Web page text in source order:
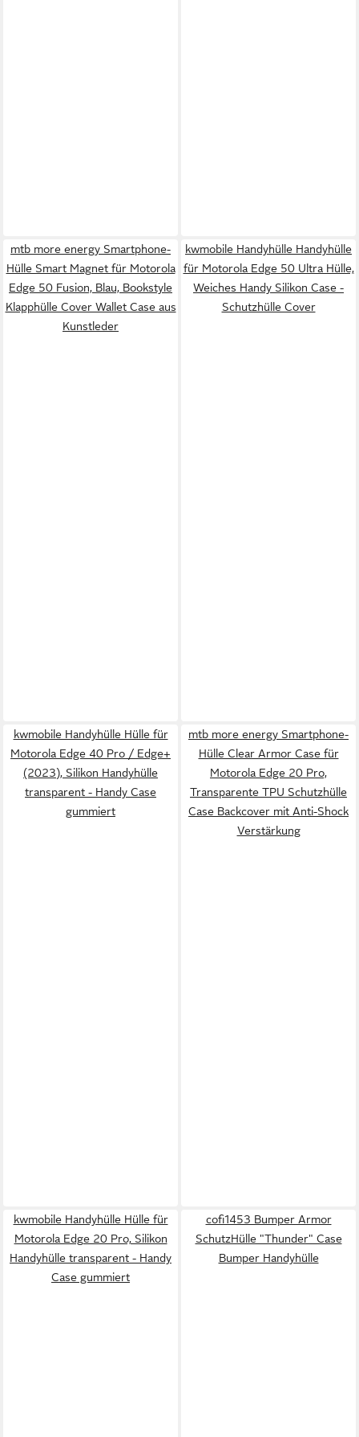
mtb more energy Smartphone-
Hülle Smart Magnet für Motorola
Edge 50 Fusion, Blau, Bookstyle
Klapphülle Cover Wallet Case aus
Kunstleder
kwmobile Handyhülle Handyhülle
für Motorola Edge 50 Ultra Hülle,
Weiches Handy Silikon Case -
Schutzhülle Cover
kwmobile Handyhülle Hülle für
Motorola Edge 40 Pro / Edge+
(2023), Silikon Handyhülle
transparent - Handy Case
gummiert
mtb more energy Smartphone-
Hülle Clear Armor Case für
Motorola Edge 20 Pro,
Transparente TPU Schutzhülle
Case Backcover mit Anti-Shock
Verstärkung
kwmobile Handyhülle Hülle für
Motorola Edge 20 Pro, Silikon
Handyhülle transparent - Handy
Case gummiert
cofi1453 Bumper Armor
SchutzHülle "Thunder" Case
Bumper Handyhülle